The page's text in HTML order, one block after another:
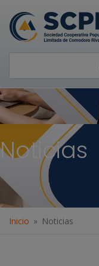
Noticias
Inicio Noticias